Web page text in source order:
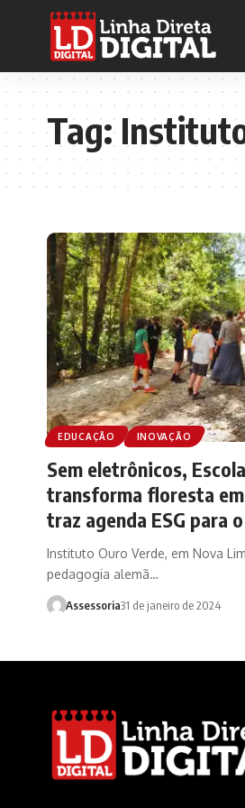
Tag:
EDUCAÇÃO INOVAÇÃO
Sem eletrônicos,
transforma floresta em
traz agenda ESG para
Instituto Ouro Verde, em Nova
pedagogia alemã…
Assessoria31 de janeiro de 2024